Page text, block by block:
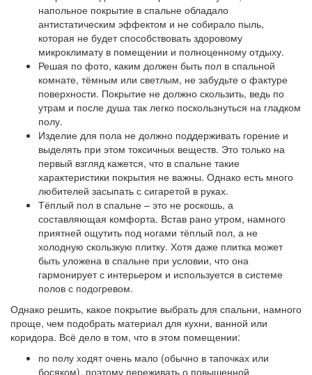
напольное покрытие в спальне обладало
антистатическим эффектом и не собирало пыль,
которая не будет способствовать здоровому
микроклимату в помещении и полноценному отдыху.
Решая по фото, каким должен быть пол в спальной
комнате, тёмным или светлым, не забудьте о фактуре
поверхности. Покрытие не должно скользить, ведь по
утрам и после душа так легко поскользнуться на гладком
полу.
Изделие для пола не должно поддерживать горение и
выделять при этом токсичных веществ. Это только на
первый взгляд кажется, что в спальне такие
характеристики покрытия не важны. Однако есть много
любителей засыпать с сигаретой в руках.
Тёплый пол в спальне – это не роскошь, а
составляющая комфорта. Встав рано утром, намного
приятней ощутить под ногами тёплый пол, а не
холодную скользкую плитку. Хотя даже плитка может
быть уложена в спальне при условии, что она
гармонирует с интерьером и используется в системе
полов с подогревом.
Однако решить, какое покрытие выбрать для спальни, намного
проще, чем подобрать материал для кухни, ванной или
коридора. Всё дело в том, что в этом помещении:
по полу ходят очень мало (обычно в тапочках или
босяком), поэтому переживать о повышенной